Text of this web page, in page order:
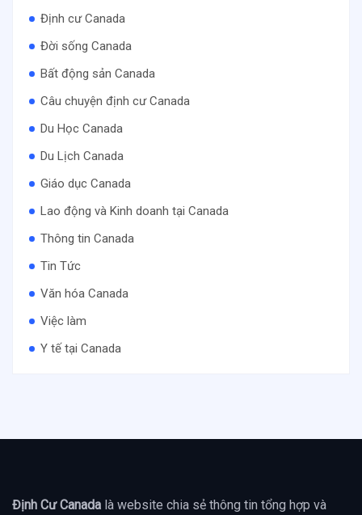
Định cư Canada
Đời sống Canada
Bất động sản Canada
Câu chuyện định cư Canada
Du Học Canada
Du Lịch Canada
Giáo dục Canada
Lao động và Kinh doanh tại Canada
Thông tin Canada
Tin Tức
Văn hóa Canada
Việc làm
Y tế tại Canada
Định Cư Canada là website chia sẻ thông tin tổng hợp và